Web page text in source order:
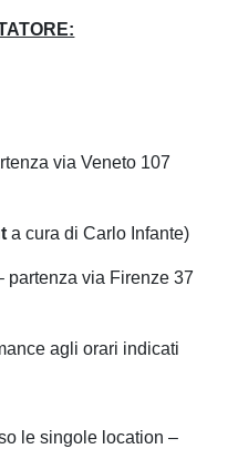
via Veneto 107
a cura di Carlo Infante)
partenza via Firenze 37
agli orari indicati
le singole location –